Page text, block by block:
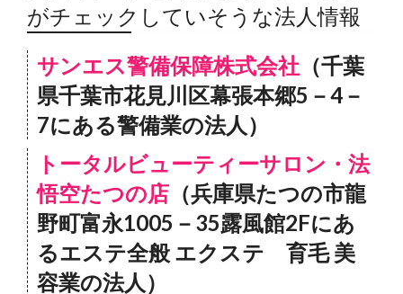
がチェックしていそうな法人情報
サンエス警備保障株式会社 （千葉
県千葉市花見川区幕張本郷5－4－
7にある警備業の法人）
トータルビューティーサロン・法
悟空たつの店 （兵庫県たつの市龍
野町富永1005－35露風館2Fにあ
るエステ全般 エクステ 育毛 美
容業の法人）